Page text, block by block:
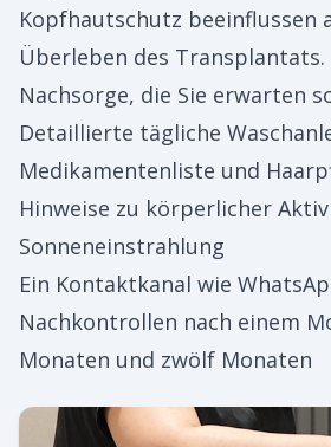
Kopfhautschutz beeinflussen
Überleben des Transplantats.
Nachsorge, die Sie erwarten
Detaillierte tägliche
Medikamentenliste und
Hinweise zu körperlicher
Sonneneinstrahlung
Ein Kontaktkanal wie
Nachkontrollen nach einem
Monaten und zwölf Monaten